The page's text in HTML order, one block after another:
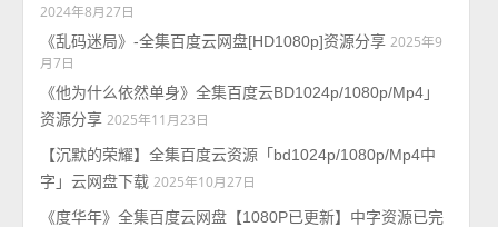
2024年8月27日
《乱码迷局》-全集百度云网盘[HD1080p]资源分享 2025年9
月7日
《他为什么依然单身》全集百度云BD1024p/1080p/Mp4」
资源分享 2025年11月23日
【沉默的荣耀】全集百度云资源「bd1024p/1080p/Mp4中
字」云网盘下载 2025年10月27日
《度华年》全集百度云网盘【1080P已更新】中字资源已完